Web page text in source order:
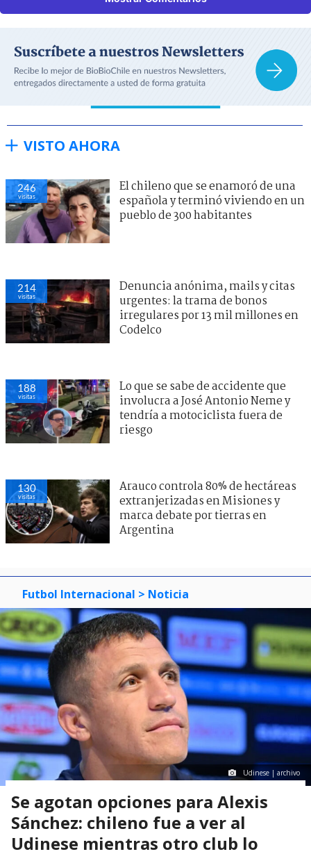
VISTO AHORA
246
visitas
El chileno que se enamoró de una
española y terminó viviendo en un
pueblo de 300 habitantes
214
visitas
Denuncia anónima, mails y citas
urgentes: la trama de bonos
irregulares por 13 mil millones en
Codelco
188
visitas
Lo que se sabe de accidente que
involucra a José Antonio Neme y
tendría a motociclista fuera de
riesgo
130
visitas
Arauco controla 80% de hectáreas
extranjerizadas en Misiones y
marca debate por tierras en
Argentina
Futbol Internacional > Noticia
Udinese | archivo
Se agotan opciones para Alexis
Sánchez: chileno fue a ver al
Udinese mientras otro club lo